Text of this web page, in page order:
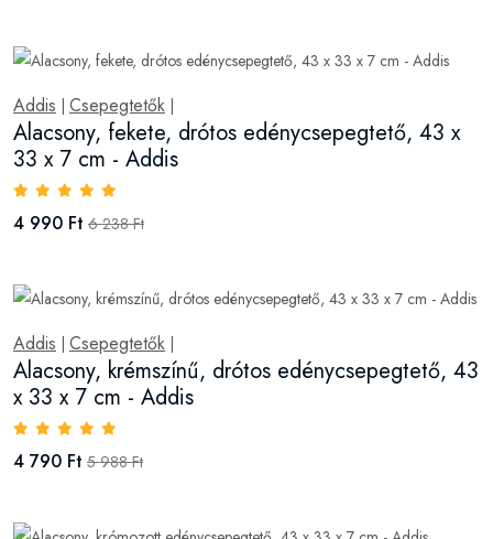
Addis Csepegtetők
Alacsony, fekete, drótos edénycsepegtető, 43 x
33 x 7 cm - Addis
4 990 Ft 6 238 Ft
Addis Csepegtetők
Alacsony, krémszínű, drótos edénycsepegtető, 43
x 33 x 7 cm - Addis
4 790 Ft 5 988 Ft